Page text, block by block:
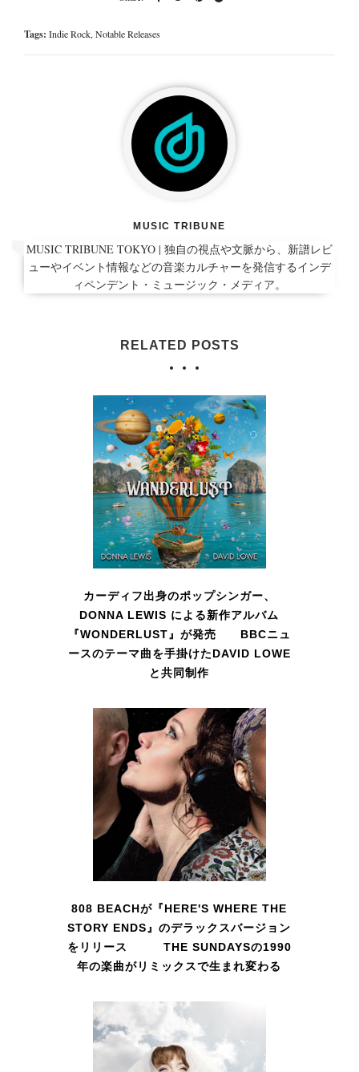
Tags: Indie Rock, Notable Releases
MUSIC TRIBUNE
MUSIC TRIBUNE TOKYO | 独自の視点や文脈から、新譜レビ
ューやイベント情報などの音楽カルチャーを発信するインデ
ィペンデント・ミュージック・メディア。
RELATED POSTS
カーディフ出身のポップシンガー、
DONNA LEWIS による新作アルバム
『WONDERLUST』が発売 BBCニュ
ースのテーマ曲を手掛けたDAVID LOWE
と共同制作
808 BEACHが『HERE'S WHERE THE
STORY ENDS』のデラックスバージョン
をリリース THE SUNDAYSの1990
年の楽曲がリミックスで生まれ変わる